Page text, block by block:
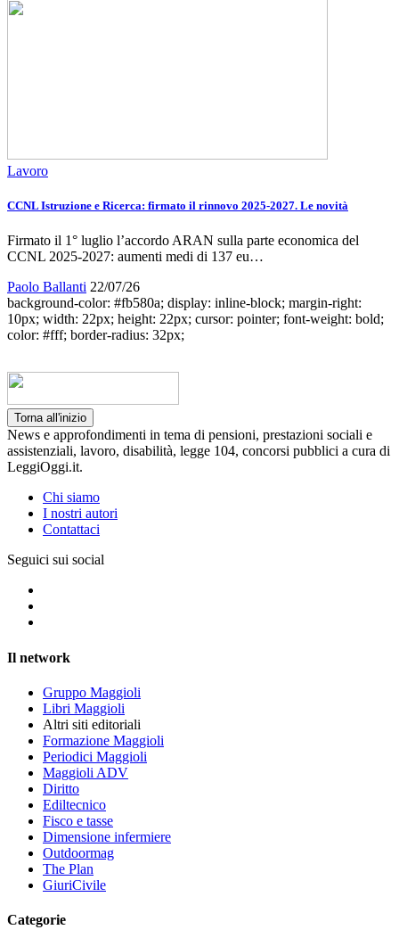
Lavoro
CCNL Istruzione e Ricerca: firmato il rinnovo 2025-2027. Le novità
Firmato il 1° luglio l’accordo ARAN sulla parte economica del
CCNL 2025-2027: aumenti medi di 137 eu…
Paolo Ballanti 22/07/26
background-color: #fb580a; display: inline-block; margin-right:
10px; width: 22px; height: 22px; cursor: pointer; font-weight: bold;
color: #fff; border-radius: 32px;
Torna all'inizio
News e approfondimenti in tema di pensioni, prestazioni sociali e
assistenziali, lavoro, disabilità, legge 104, concorsi pubblici a cura di
LeggiOggi.it.
Chi siamo
I nostri autori
Contattaci
Seguici sui social
Il network
Gruppo Maggioli
Libri Maggioli
Altri siti editoriali
Formazione Maggioli
Periodici Maggioli
Maggioli ADV
Diritto
Ediltecnico
Fisco e tasse
Dimensione infermiere
Outdoormag
The Plan
GiuriCivile
Categorie